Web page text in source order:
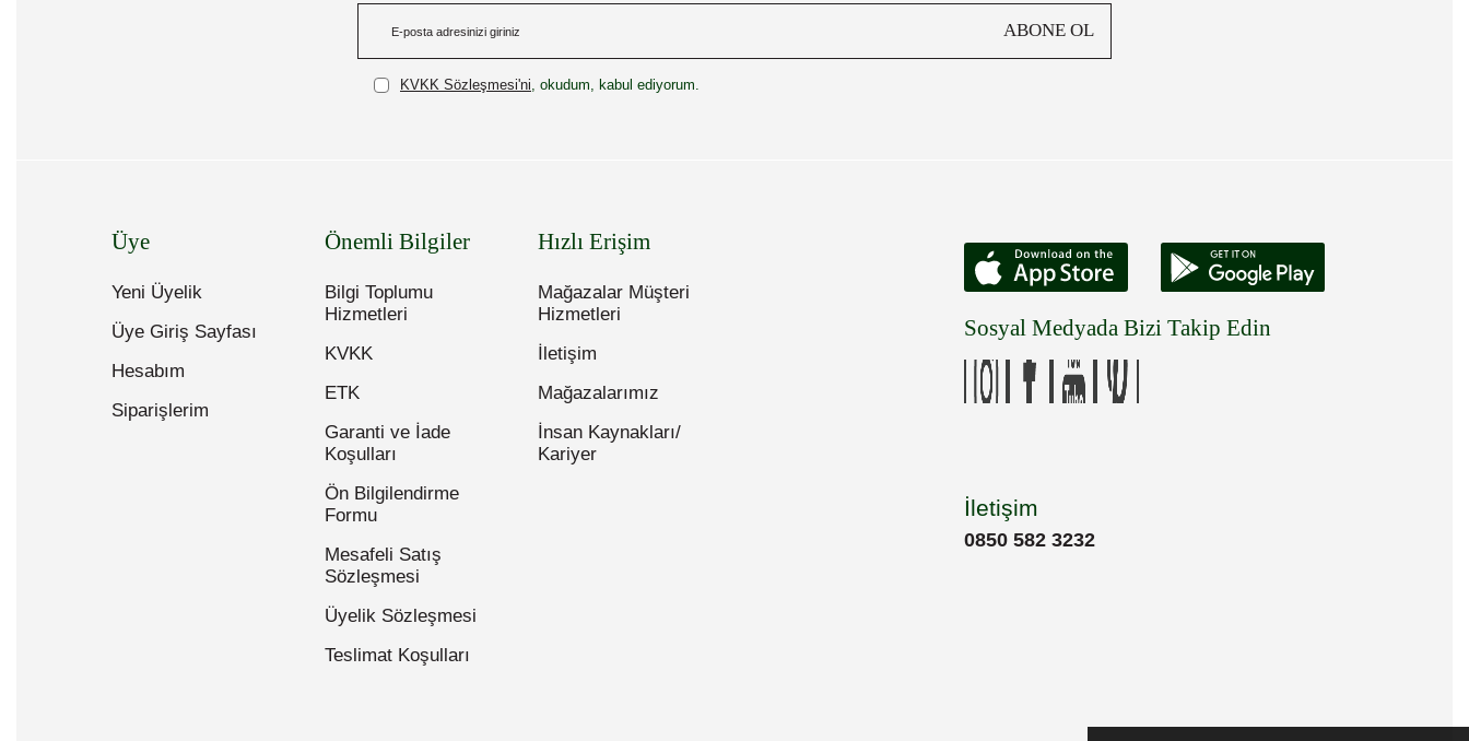
ABONE OL
KVKK Sözleşmesi'ni , okudum, kabul ediyorum.
Üye
Yeni Üyelik
Üye Giriş Sayfası
Hesabım
Siparişlerim
Önemli Bilgiler
Bilgi Toplumu
Hizmetleri
KVKK
ETK
Garanti ve İade
Koşulları
Ön Bilgilendirme
Formu
Mesafeli Satış
Sözleşmesi
Üyelik Sözleşmesi
Teslimat Koşulları
Hızlı Erişim
Mağazalar Müşteri
Hizmetleri
İletişim
Mağazalarımız
İnsan Kaynakları/
Kariyer
Sosyal Medyada Bizi Takip Edin
İletişim
0850 582 3232